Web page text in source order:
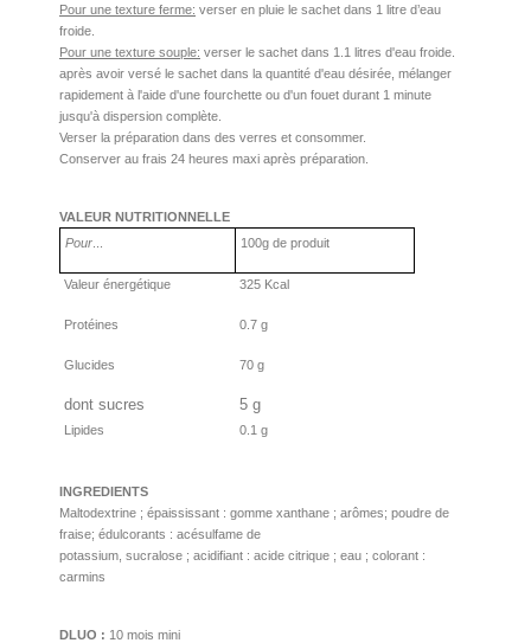
Pour une texture ferme: verser en pluie le sachet dans 1 litre d’eau
froide.
Pour une texture souple: verser le sachet dans 1.1 litres d'eau froide.
après avoir versé le sachet dans la quantité d'eau désirée, mélanger
rapidement à l'aide d'une fourchette ou d'un fouet durant 1 minute
jusqu'à dispersion complète.
Verser la préparation dans des verres et consommer.
Conserver au frais 24 heures maxi après préparation.
VALEUR NUTRITIONNELLE
Pour... 100g de produit
Valeur énergétique 325 Kcal
Protéines 0.7 g
Glucides 70 g
dont sucres 5 g
Lipides 0.1 g
INGREDIENTS
Maltodextrine ; épaississant : gomme xanthane ; arômes; poudre de
fraise; édulcorants : acésulfame de
potassium, sucralose ; acidifiant : acide citrique ; eau ; colorant :
carmins
DLUO : 10 mois mini